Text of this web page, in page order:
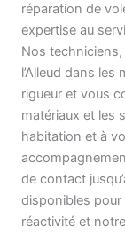
réparation de
expertise au
Nos
l’Alleud dans les
rigueur et vous
matériaux et les
habitation et à
de contact
disponibles
réactivité et